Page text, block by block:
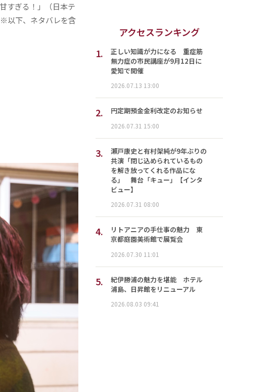
すぎる！」（日本テ
以下、ネタバレを含
アクセスランキング
1.
正しい知識が力になる 重症筋
無力症の市民講座が9月12日に
愛知で開催
2026.07.13 13:00
2. 円定期預金金利改定のお知らせ
2026.07.31 15:00
3.
瀬戸康史と有村架純が9年ぶりの
共演「閉じ込められているもの
を解き放ってくれる作品にな
る」 舞台「キュー」【インタ
ビュー】
2026.07.31 08:00
4.
リトアニアの手仕事の魅力 東
京都庭園美術館で展覧会
2026.07.30 11:01
5.
紀伊勝浦の魅力を堪能 ホテル
浦島、日昇館をリニューアル
2026.08.03 09:41